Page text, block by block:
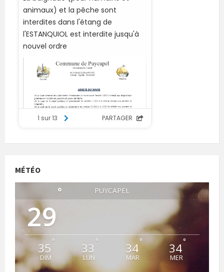
MÉTÉO
PUYCAPEL
29
°
35 °
DIM
33 °
LUN
34°
MAR
34°
MER